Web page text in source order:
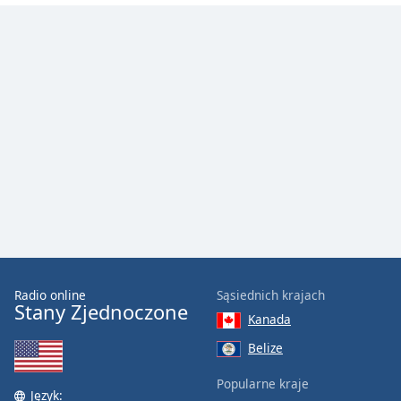
Family
Reset
Done
Radio online
Stany Zjednoczone
Język:
Sąsiednich krajach
Kanada
Belize
Popularne kraje